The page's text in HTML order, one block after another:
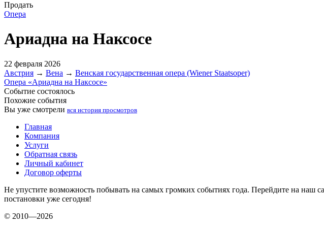
Продать
Опера
Ариадна на Наксосе
22 февраля 2026
Австрия → Вена → Венская государственная опера (Wiener Staatsoper)
Опера «Ариадна на Наксосе»
Событие состоялось
Похожие события
Вы уже смотрели вся история просмотров
Главная
Компания
Услуги
Обратная связь
Личный кабинет
Договор оферты
Не упустите возможность побывать на самых громких событиях года. Перейдите на
постановки уже сегодня!
© 2010—2026